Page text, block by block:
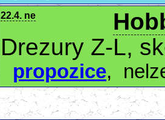
22.4. ne
Drezury Z-L,
propozice,